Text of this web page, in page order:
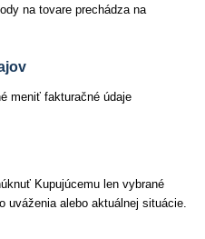
na tovare prechádza na
meniť fakturačné údaje
Kupujúcemu len vybrané
uváženia alebo aktuálnej situácie.